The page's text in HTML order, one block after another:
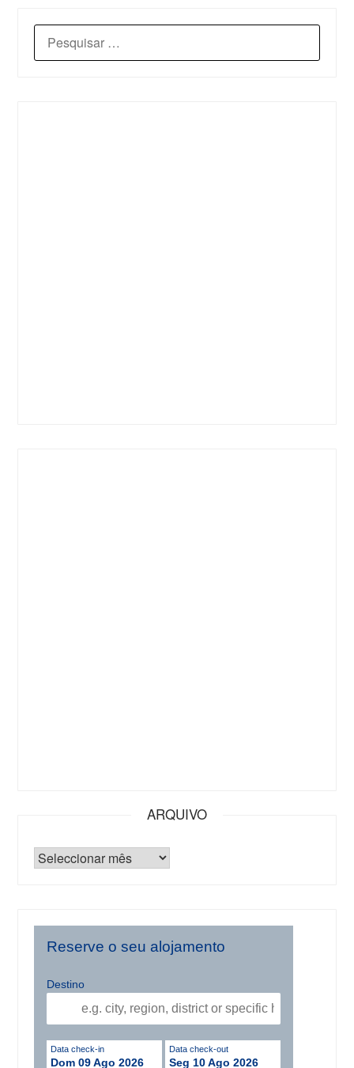
ARQUIVO
Reserve o seu alojamento
Destino
Data check-in
Dom 09 Ago 2026
Data check-out
Seg 10 Ago 2026